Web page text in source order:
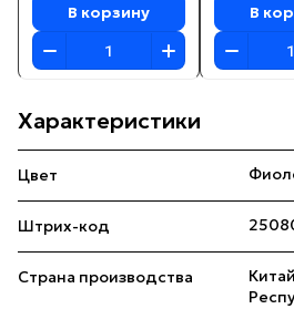
В корзину В
Характеристики
Цвет
Штрих-код
Страна производства